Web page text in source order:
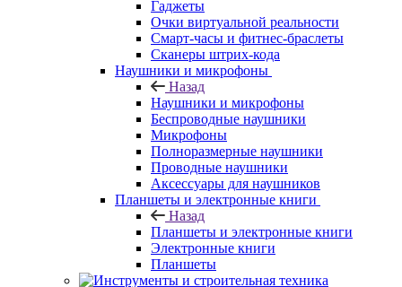
Гаджеты
Очки виртуальной реальности
Смарт-часы и фитнес-браслеты
Сканеры штрих-кода
Наушники и микрофоны
Назад
Наушники и микрофоны
Беспроводные наушники
Микрофоны
Полноразмерные наушники
Проводные наушники
Аксессуары для наушников
Планшеты и электронные книги
Назад
Планшеты и электронные книги
Электронные книги
Планшеты